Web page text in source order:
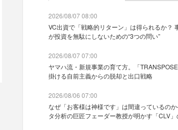
2026/08/07 08:00
VC出資で「戦略的リターン」は得られるか？
が投資を無駄にしないための“3つの問い”
2026/08/07 07:00
ヤマハ流・新規事業の育て方。「
掛ける自前主義からの脱却と出口戦略
2026/08/06 07:00
なぜ「お客様は神様です」は間違っているの
タ分析の巨匠フェーダー教授が明かす「CLV